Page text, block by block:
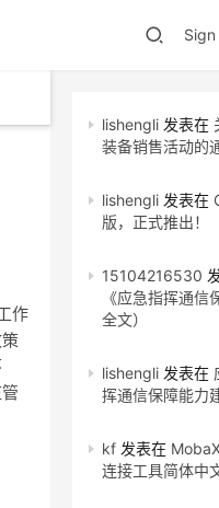
Sign
作
lishengli 发表在
装备销售活动的
lishengli 发表在
版，正式推出！
15104216530
《应急指挥通
全文）
lishengli 发表在
挥通信保障能力
kf 发表在
连接工具简体中